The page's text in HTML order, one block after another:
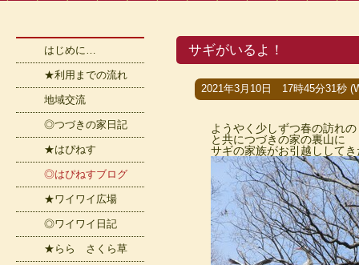
サギがいるよ！
2021年3月10日 17時45分31秒
ようやく少しずつ春の訪れの
と共につづきの家の裏山に
サギの家族がお引越しして
はじめに…
★利用までの流れ
地域交流
◎つづきの家日記
★はぴねす
◎はぴねすブログ
★ワイワイ広場
◎ワイワイ日記
★らら さくら草